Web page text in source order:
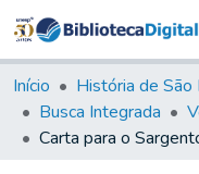
Início História de São
Busca Integrada